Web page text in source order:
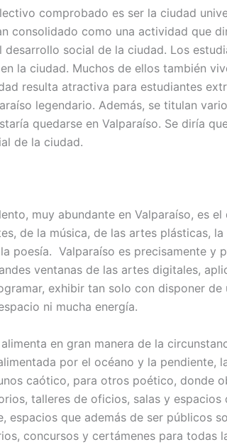
comprobado es ser la ciudad
consolidado como una actividad que
social de la ciudad. Los
la ciudad. Muchos de ellos también
resulta atractiva para estudiantes
legendario. Además, se titulan
quedarse en Valparaíso. Se diría
de la ciudad.
muy abundante en Valparaíso, es
de la música, de las artes plásticas,
poesía. Valparaíso es precisamente y
ventanas de las artes digitales,
exhibir tan solo con disponer
ni mucha energía.
en gran manera de la
por el océano y la pendiente,
caótico, para otros poético, donde
talleres de oficios, salas y
espacios que además de ser públicos
concursos y certámenes para